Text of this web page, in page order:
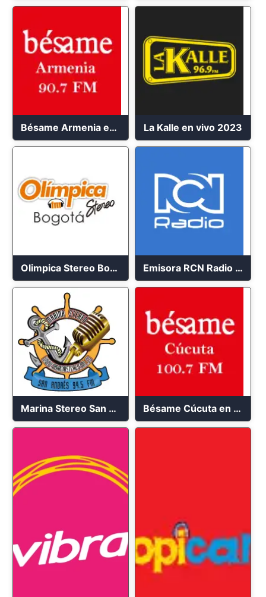
Bésame Armenia en vivo 2023 La Kalle en vivo 2023
Olimpica Stereo Bogotá 105.9 FM Vibrante Emisora RCN Radio 93.9 FM Bogotá
Marina Stereo San Andres 94.5 FM Bésame Cúcuta en vivo 2023